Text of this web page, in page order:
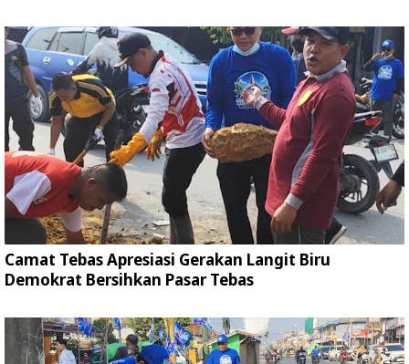
Camat Tebas Apresiasi Gerakan Langit Biru
Demokrat Bersihkan Pasar Tebas